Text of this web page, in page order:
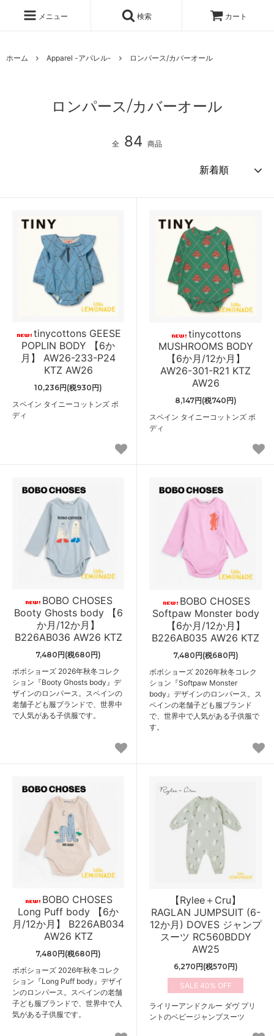
メニュー 検索 カート
ホーム Apparel -アパレル- ロンパース/カバーオール
ロンパース/カバーオール
全 84 商品
tinycottons GEESE
POPLIN BODY 【6か
月】 AW26-233-P24
KTZ AW26
10,236円(税930円)
スペイン タイニーコットンズ ボ
ディ
tinycottons
MUSHROOMS BODY
【6か月/12か月】
AW26-301-R21 KTZ
AW26
8,147円(税740円)
スペイン タイニーコットンズ ボ
ディ
BOBO CHOSES
Booty Ghosts body 【6
か月/12か月】
B226AB036 AW26 KTZ
7,480円(税680円)
ボボショーズ 2026年秋冬コレク
ション『Booty Ghosts body』デ
ザインのロンパース。スペインの
老舗子ども服ブランドで、世界中
で人気がある子供服です。
BOBO CHOSES
Softpaw Monster body
【6か月/12か月】
B226AB035 AW26 KTZ
7,480円(税680円)
ボボショーズ 2026年秋冬コレク
ション『Softpaw Monster
body』デザインのロンパース。ス
ペインの老舗子ども服ブランド
で、世界中で人気がある子供服で
す。
BOBO CHOSES
Long Puff body 【6か
月/12か月】 B226AB034
AW26 KTZ
7,480円(税680円)
ボボショーズ 2026年秋冬コレク
ション『Long Puff body』デザイ
ンのロンパース。スペインの老舗
子ども服ブランドで、世界中で人
気がある子供服です。
【Rylee＋Cru】
RAGLAN JUMPSUIT (6-
12か月) DOVES ジャンプ
スーツ RC560BDDY
AW25
6,270円(税570円)
40%
ライリーアンドクルー ダヴ プリ
ントのベビージャンプスーツ